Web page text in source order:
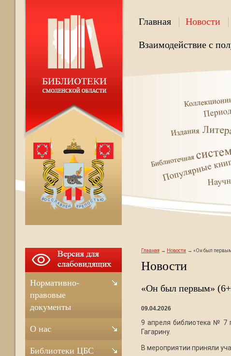
Главная Новости
Взаимодействие с
Главная Новости «Он был
Новости
«Он был первым»
09.04.2026
9 апреля библиотека № 7
Гагарину.
В мероприятии приняли
Нормативно-
правовые
документы
О нас
Библиотеки ЦБС